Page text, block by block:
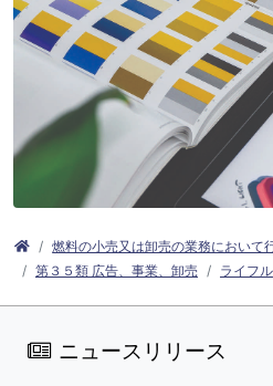
燃料の小売又は卸売の業務において
第３５類 広告、事業、卸売
ライフル
ニュースリリース